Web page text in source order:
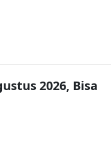
2026, Bisa